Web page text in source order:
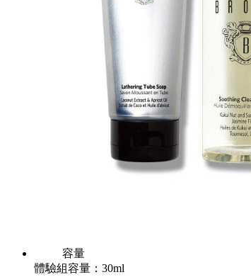
容量
體驗組容量：30ml